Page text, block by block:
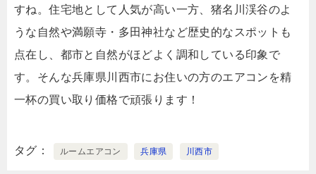
すね。住宅地として人気が高い一方、猪名川渓谷のよ
うな自然や満願寺・多田神社など歴史的なスポットも
点在し、都市と自然がほどよく調和している印象で
す。そんな兵庫県川西市にお住いの方のエアコンを精
一杯の買い取り価格で頑張ります！
タグ ルームエアコン 兵庫県 川西市